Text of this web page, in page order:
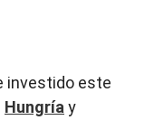
investido este
Hungría y